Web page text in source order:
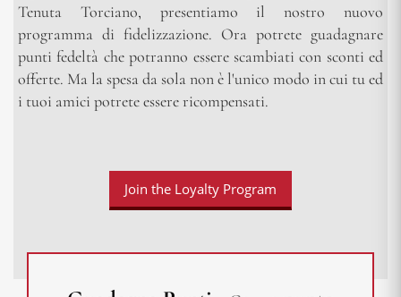
Tenuta Torciano, presentiamo il nostro nuovo
programma di fidelizzazione. Ora potrete guadagnare
punti fedeltà che potranno essere scambiati con sconti ed
offerte. Ma la spesa da sola non è l'unico modo in cui tu ed
i tuoi amici potrete essere ricompensati.
Join the Loyalty Program